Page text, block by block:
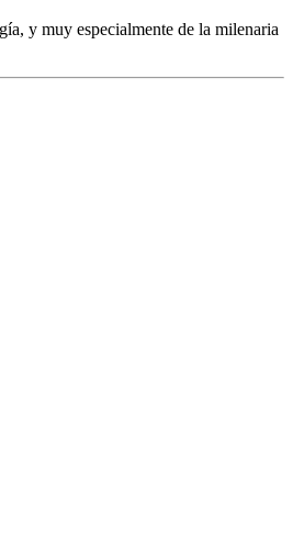
y muy especialmente de la milenaria